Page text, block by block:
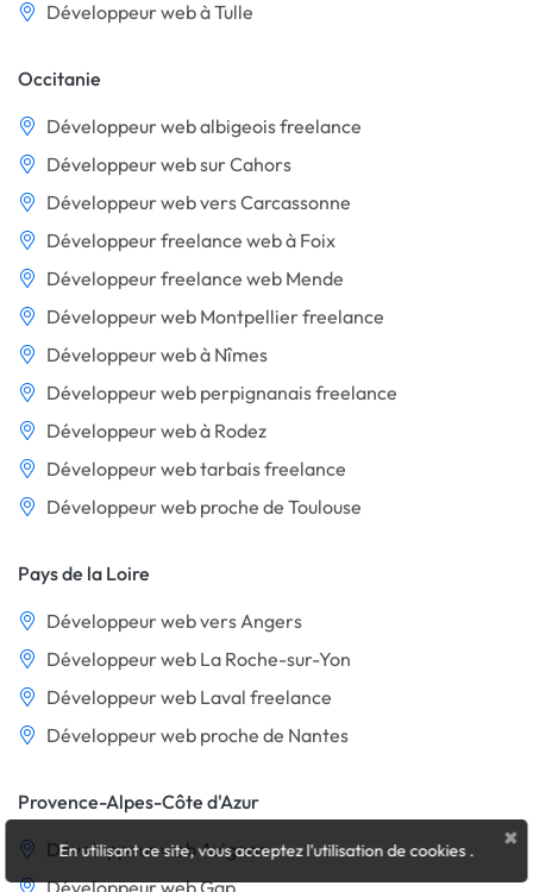
Développeur web à Tulle
Occitanie
Développeur web albigeois freelance
Développeur web sur Cahors
Développeur web vers Carcassonne
Développeur freelance web à Foix
Développeur freelance web Mende
Développeur web Montpellier freelance
Développeur web à Nîmes
Développeur web perpignanais freelance
Développeur web à Rodez
Développeur web tarbais freelance
Développeur web proche de Toulouse
Pays de la Loire
Développeur web vers Angers
Développeur web La Roche-sur-Yon
Développeur web Laval freelance
Développeur web proche de Nantes
Provence-Alpes-Côte d'Azur
Développeur web Avignon
×
En utilisant ce site, vous acceptez l'utilisation de cookies.